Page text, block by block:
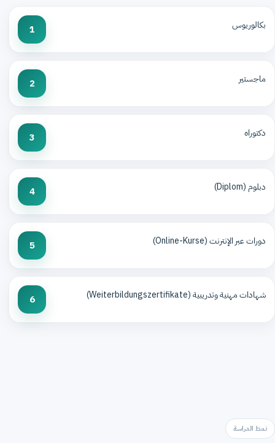
بكالوريوس 1
ماجستير 2
دكتوراه 3
دبلوم (Diplom) 4
دورات عبر الإنترنت (Online-Kurse) 5
شهادات مهنية وتدريبية (Weiterbildungszertifikate) 6
نمط الدراسة